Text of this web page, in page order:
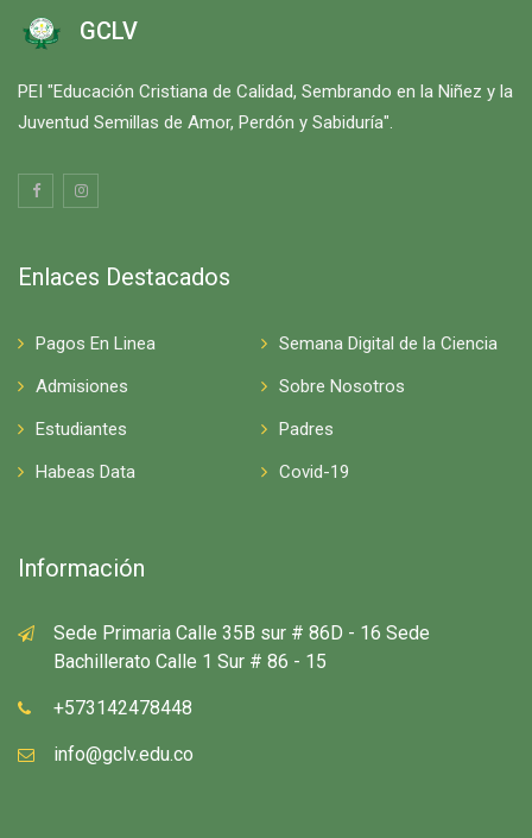
GCLV
PEI "Educación Cristiana de Calidad, Sembrando en la Niñez y la
Juventud Semillas de Amor, Perdón y Sabiduría".
Enlaces Destacados
Pagos En Linea
Semana Digital de la Ciencia
Admisiones
Sobre Nosotros
Estudiantes
Padres
Habeas Data
Covid-19
Información
Sede Primaria Calle 35B sur # 86D - 16 Sede
Bachillerato Calle 1 Sur # 86 - 15
+573142478448
info@gclv.edu.co